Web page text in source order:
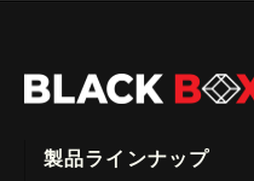
製品ラインナップ